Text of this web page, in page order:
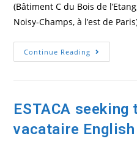
(Bâtiment C du Bois de
Noisy-Champs, à l’est de
Continue Reading Le
Sociales
De
Gustave
Eiffel
ESTACA seeking
vacataire